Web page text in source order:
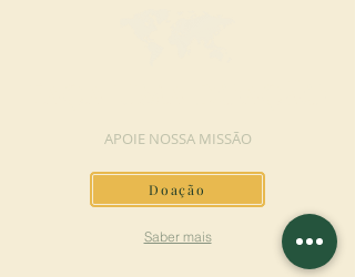
APOIE NOSSA MISSÃO
Doação
Saber mais